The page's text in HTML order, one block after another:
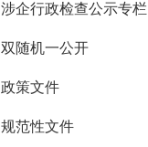
涉企行政检查公示专栏
双随机一公开
政策文件
规范性文件